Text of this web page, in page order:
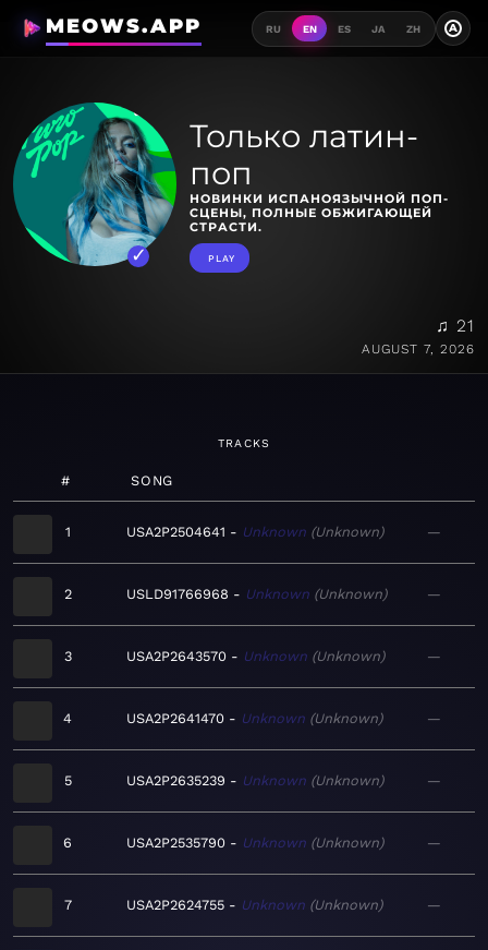
MEOWS.APP RU EN ES JA ZH A
Только латин-
поп
НОВИНКИ ИСПАНОЯЗЫЧНОЙ ПОП-
СЦЕНЫ, ПОЛНЫЕ ОБЖИГАЮЩЕЙ
СТРАСТИ.
PLAY
♫ 21
AUGUST 7, 2026
TRACKS
# SONG
1 USA2P2504641 Unknown Unknown —
2 USLD91766968 Unknown Unknown —
3 USA2P2643570 Unknown Unknown —
4 USA2P2641470 Unknown Unknown —
5 USA2P2635239 Unknown Unknown —
6 USA2P2535790 Unknown Unknown —
7 USA2P2624755 Unknown Unknown —